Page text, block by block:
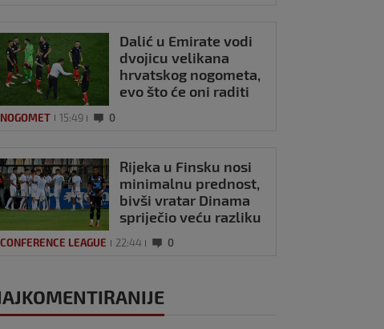
Dalić u Emirate vodi
dvojicu velikana
hrvatskog nogometa,
evo što će oni raditi
NOGOMET 15:49 0
Rijeka u Finsku nosi
minimalnu prednost,
bivši vratar Dinama
spriječio veću razliku
CONFERENCE LEAGUE 22:44 0